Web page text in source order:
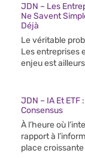
JDN – Les
Ne Savent
Déjà
Le véritable
Les entreprises
enjeu est
JDN – IA Et ETF
Consensus
À l’heure où
rapport à
place